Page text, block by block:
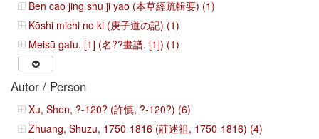
Ben cao jing shu ji yao (本草經疏輯要) (1)
Kōshi michi no ki (庚子道の記) (1)
Meisū gafu. [1] (名??畫譜. [1]) (1)
Autor / Person
Xu, Shen, ?-120? (許慎, ?-120?) (6)
Zhuang, Shuzu, 1750-1816 (莊述祖, 1750-1816) (4)